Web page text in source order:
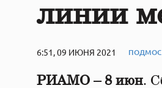
линии
6:51, 09 ИЮНЯ 2021
РИАМО – 8 июн.